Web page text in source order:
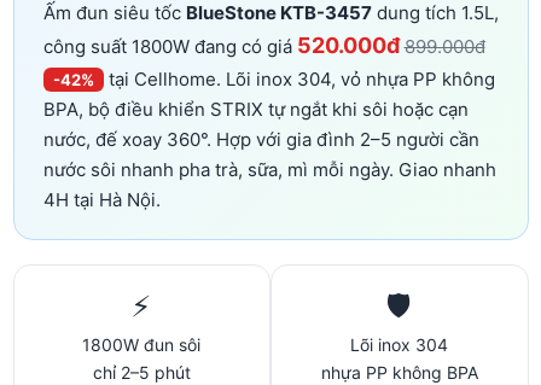
Ấm đun siêu tốc BlueStone KTB-3457dung tích 1.5L,
công suất 1800W đang có giá 520.000đ 899.000đ
-42% tại Cellhome. Lõi inox 304, vỏ nhựa PP không
BPA, bộ điều khiển STRIX tự ngắt khi sôi hoặc cạn
nước, đế xoay 360°. Hợp với gia đình 2–5 người cần
nước sôi nhanh pha trà, sữa, mì mỗi ngày. Giao nhanh
4H tại Hà Nội.
⚡
1800W đun sôi
chỉ 2–5 phút
🛡️
Lõi inox 304
nhựa PP không BPA